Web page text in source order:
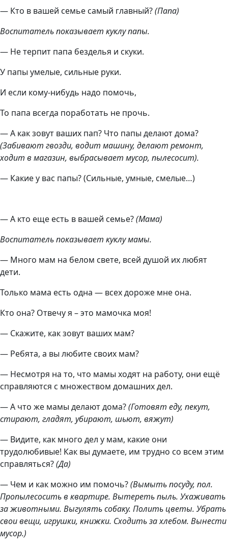
— Кто в вашей семье самый главный?(Папа)
Воспитатель показывает куклу папы.
— Не терпит папа безделья и скуки.
У папы умелые, сильные руки.
И если кому-нибудь надо помочь,
То папа всегда поработать не прочь.
— А как зовут ваших пап? Что папы делают дома?
(Забивают гвозди, водит машину, делают ремонт,
ходит в магазин, выбрасывает мусор, пылесосит).
— Какие у вас папы? (Сильные, умные, смелые…)
— А кто еще есть в вашей семье?(Мама)
Воспитатель показывает куклу мамы.
— Много мам на белом свете, всей душой их любят
дети.
Только мама есть одна — всех дороже мне она.
Кто она? Отвечу я – это мамочка моя!
— Скажите, как зовут ваших мам?
— Ребята, а вы любите своих мам?
— Несмотря на то, что мамы ходят на работу, они ещё
справляются с множеством домашних дел.
— А что же мамы делают дома?(Готовят еду, пекут,
стирают, гладят, убирают, шьют, вяжут)
— Видите, как много дел у мам, какие они
трудолюбивые! Как вы думаете, им трудно со всем этим
справляться?(Да)
— Чем и как можно им помочь?(Вымыть посуду, пол.
Пропылесосить в квартире. Вытереть пыль. Ухаживать
за животными. Выгулять собаку. Полить цветы. Убрать
свои вещи, игрушки, книжки. Сходить за хлебом. Вынести
мусор.)